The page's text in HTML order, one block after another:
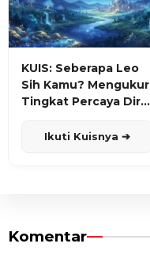
KUIS: Seberapa Leo
Sih Kamu? Mengukur
Tingkat Percaya Diri
Ikuti Kuisnya ➔
Komentar